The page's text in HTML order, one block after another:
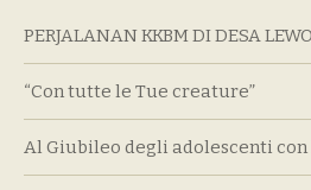
PERJALANAN KKBM DI DESA
“Con tutte le Tue creature”
Al Giubileo degli adolescenti